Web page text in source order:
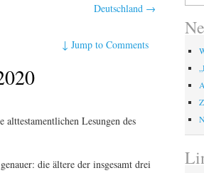
Deutschland →
↓Jump to Comments
Lesungen des
die ältere der insgesamt drei